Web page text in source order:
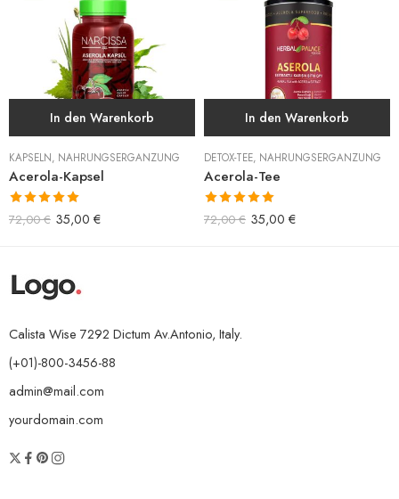
In den Warenkorb
KAPSELN, NAHRUNGSERGÄNZUNG
Acerola-Kapsel
Bewertet mit
5.00von 5
72,00€ 35,00 €
In den Warenkorb
DETOX-TEE, NAHRUNGSERGÄNZUNG
Acerola-Tee
Bewertet mit
5.00von 5
72,00€ 35,00 €
Calista Wise 7292 Dictum Av.Antonio, Italy.
(+01)-800-3456-88
admin@mail.com
yourdomain.com